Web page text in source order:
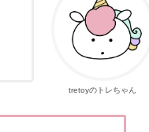
tretoyのトレちゃん